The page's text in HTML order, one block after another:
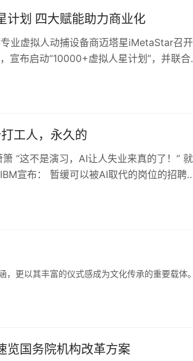
计划 四大赋能助力商业化
业虚拟人动捕设备商迈塔星iMetaStar召开
宣布启动“10000+虚拟人星计划”，并联合
工人，永久的
“这不是演习，AI让人失业来真的了！” 就
宣布： 暂缓可以被AI取代的岗位的招聘
，更以其丰富的仪式感成为文化传承的重要载体
览国务院机构改革方案